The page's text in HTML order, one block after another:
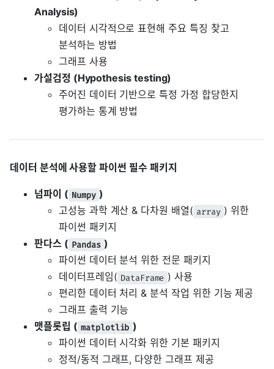
Analysis)
데이터 시각적으로 표현해 주요 특징 찾고
분석하는 방법
그래프 사용
가설검정 (Hypothesis testing)
주어진 데이터 기반으로 특정 가정 합당한지
평가하는 통계 방법
데이터 분석에 사용할 파이썬 필수 패키지
넘파이 ( Numpy )
고성능 과학 계산 & 다차원 배열( array ) 위한
파이썬 패키지
판다스 ( Pandas )
파이썬 데이터 분석 위한 전문 패키지
데이터프레임( DataFrame ) 사용
편리한 데이터 처리 & 분석 작업 위한 기능 제공
그래프 출력 기능
맷플롯립 ( matplotlib )
파이썬 데이터 시각화 위한 기본 패키지
정적/동적 그래프, 다양한 그래프 제공